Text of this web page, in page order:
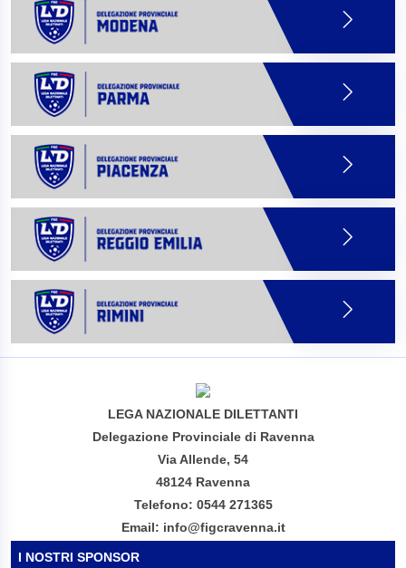
LEGA NAZIONALE DILETTANTI
Delegazione Provinciale di Ravenna
Via Allende, 54
48124 Ravenna
Telefono: 0544 271365
Email: info@figcravenna.it
I NOSTRI SPONSOR